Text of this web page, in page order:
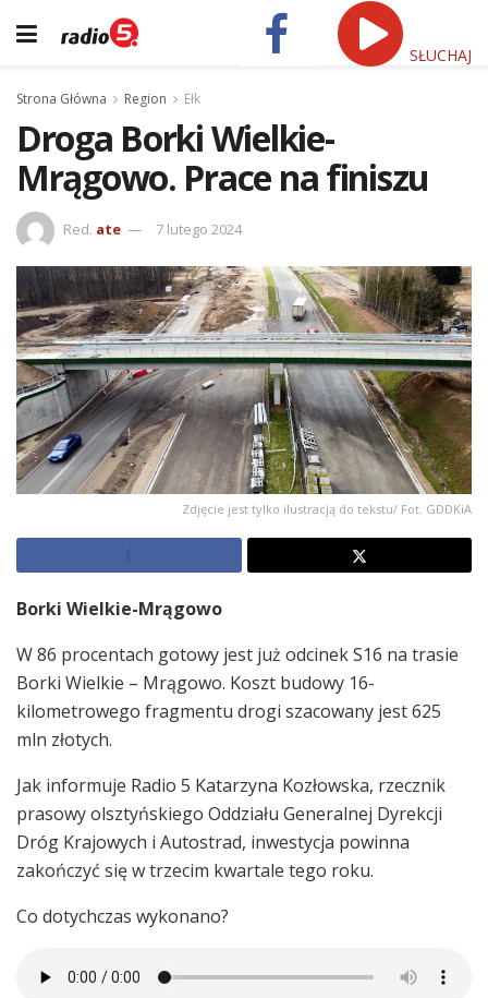
SŁUCHAJ
Strona Główna Region Ełk
Droga Borki Wielkie-
Mrągowo. Prace na finiszu
Red. ate 7 lutego 2024
Zdjęcie jest tylko ilustracją do tekstu/ Fot. GDDKiA
Borki Wielkie-Mrągowo
W 86 procentach gotowy jest już odcinek S16 na trasie
Borki Wielkie – Mrągowo. Koszt budowy 16-
kilometrowego fragmentu drogi szacowany jest 625
mln złotych.
Jak informuje Radio 5 Katarzyna Kozłowska, rzecznik
prasowy olsztyńskiego Oddziału Generalnej Dyrekcji
Dróg Krajowych i Autostrad, inwestycja powinna
zakończyć się w trzecim kwartale tego roku.
Co dotychczas wykonano?